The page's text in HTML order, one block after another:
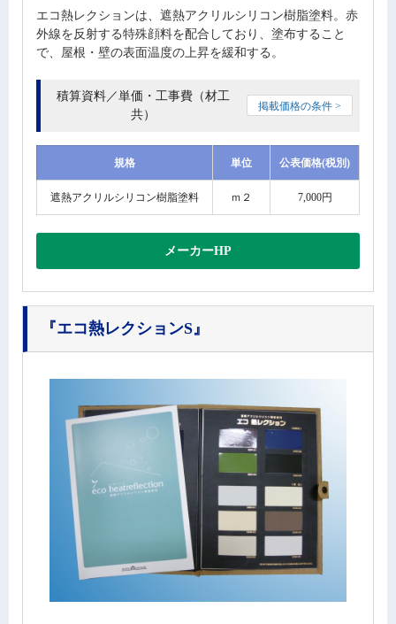
エコ熱レクションは、遮熱アクリルシリコン樹脂塗料。赤
外線を反射する特殊顔料を配合しており、塗布すること
で、屋根・壁の表面温度の上昇を緩和する。
積算資料／単価・工事費（材工
共）
掲載価格の条件 >
規格 単位 公表価格(税別)
遮熱アクリルシリコン樹脂塗料 ｍ２ 7,000円
メーカーHP
『エコ熱レクションS』